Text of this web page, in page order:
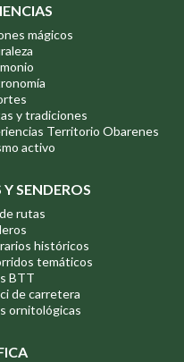
mágicos
y tradiciones
Territorio Obarenes
activo
Y SENDEROS
rutas
históricos
temáticos
BTT
de carretera
ornitológicas